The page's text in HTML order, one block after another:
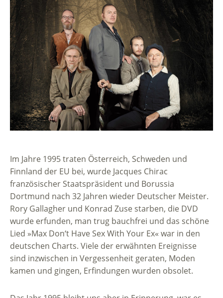
Im Jahre 1995 traten Österreich, Schweden und
Finnland der EU bei, wurde Jacques Chirac
französischer Staatspräsident und Borussia
Dortmund nach 32 Jahren wieder Deutscher Meister.
Rory Gallagher und Konrad Zuse starben, die DVD
wurde erfunden, man trug bauchfrei und das schöne
Lied »Max Don‘t Have Sex With Your Ex« war in den
deutschen Charts. Viele der erwähnten Ereignisse
sind inzwischen in Vergessenheit geraten, Moden
kamen und gingen, Erfindungen wurden obsolet.